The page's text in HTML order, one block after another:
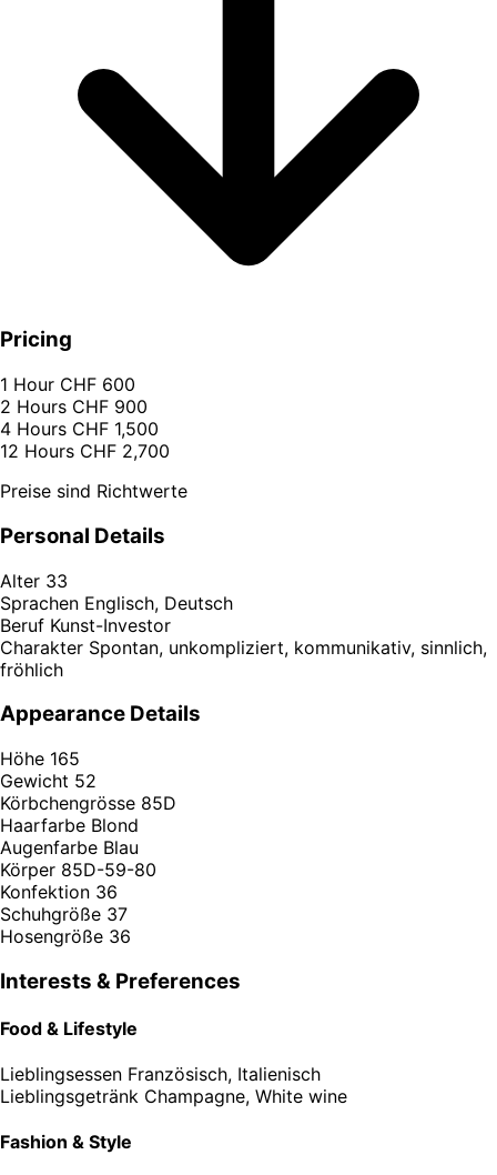
Pricing
1 Hour CHF 600
2 Hours CHF 900
4 Hours CHF 1,500
12 Hours CHF 2,700
Preise sind Richtwerte
Personal Details
Alter 33
Sprachen Englisch, Deutsch
Beruf Kunst-Investor
Charakter Spontan, unkompliziert, kommunikativ, sinnlich,
fröhlich
Appearance Details
Höhe 165
Gewicht 52
Körbchengrösse 85D
Haarfarbe Blond
Augenfarbe Blau
Körper 85D-59-80
Konfektion 36
Schuhgröße 37
Hosengröße 36
Interests & Preferences
Food & Lifestyle
Lieblingsessen Französisch, Italienisch
Lieblingsgetränk Champagne, White wine
Fashion & Style